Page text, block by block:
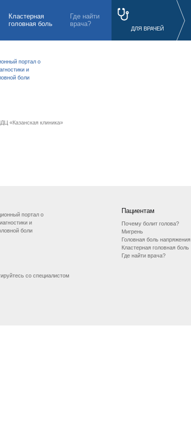
Кластерная
головная боль
Где найти
врача?
ДЛЯ ВРАЧЕЙ
портал о
и
боли
«Казанская клиника»
портал о
и
боли
Пациентам
Почему болит голова?
Мигрень
Головная боль напряжения
Кластерная головная боль
Где найти врача?
со специалистом